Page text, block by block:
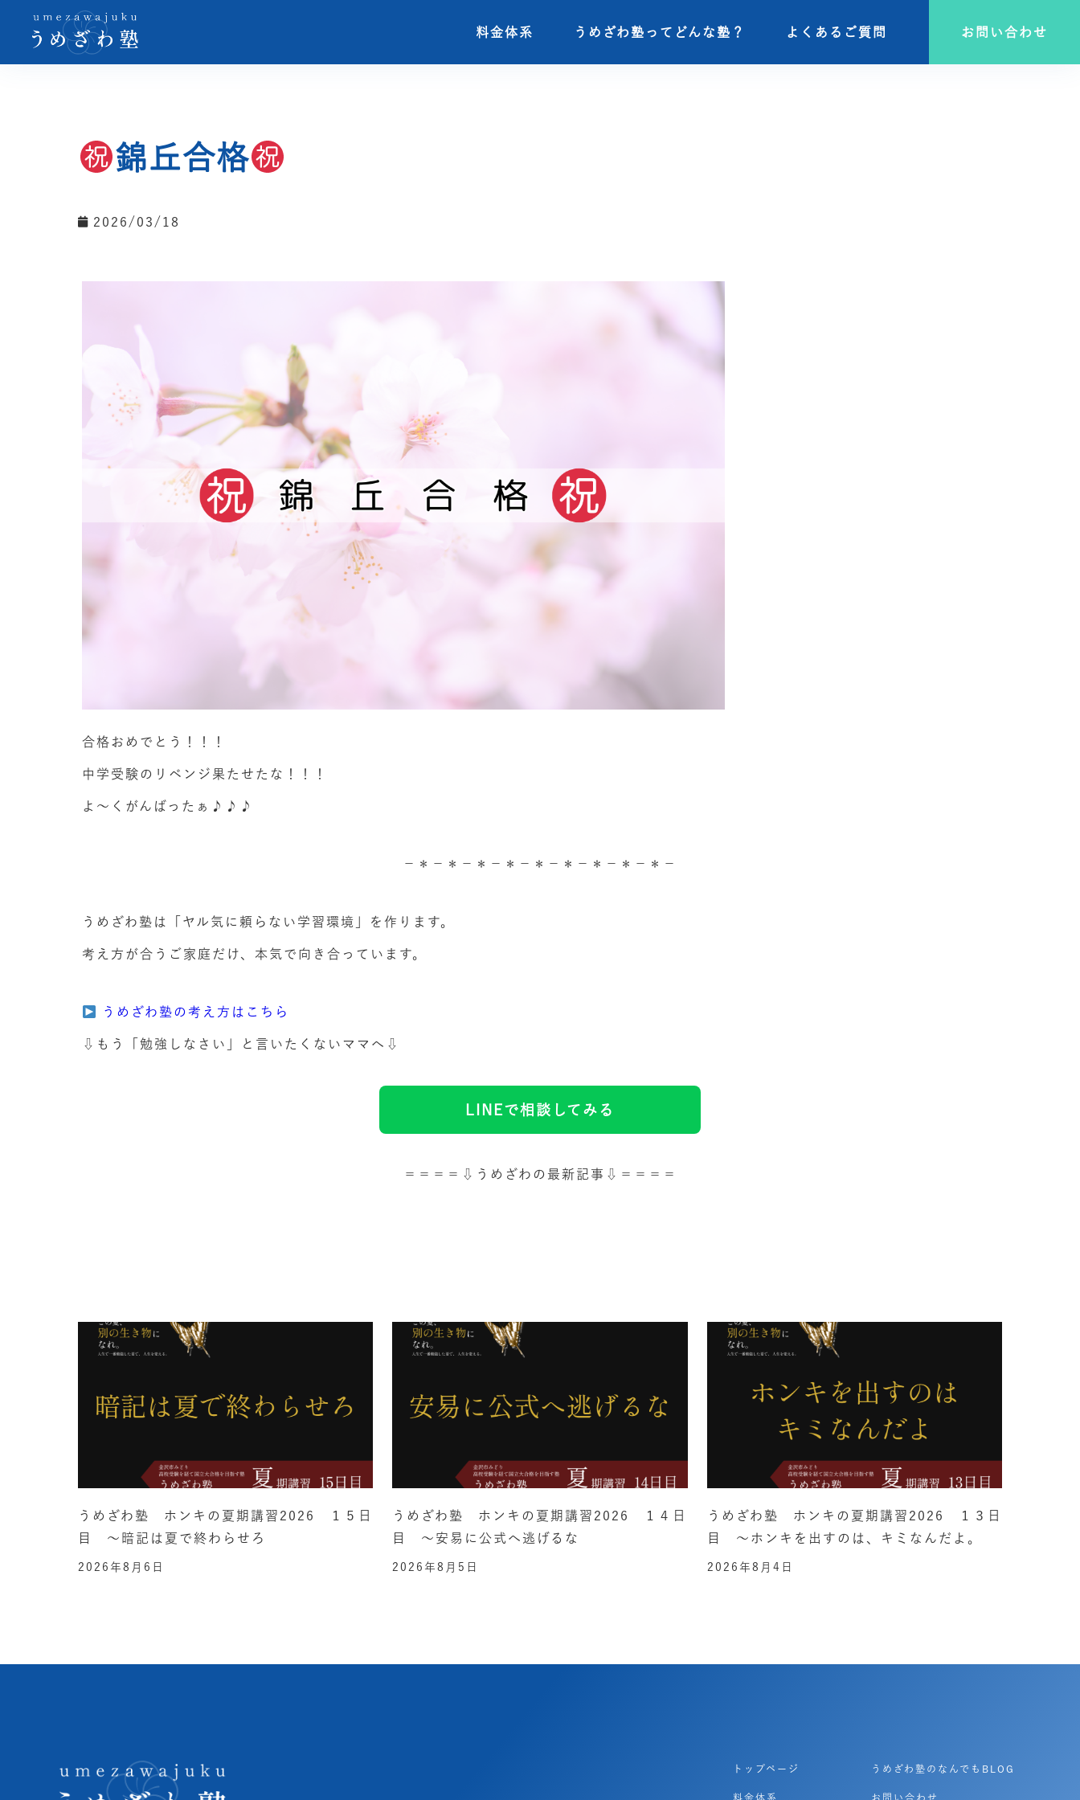
料金体系 うめざわ塾ってどんな塾？ よくあるご質問 お問い合わせ
料金体系 うめざわ塾ってどんな塾？ よくあるご質問 お問い合わせ
錦丘合格
2026/03/18
合格おめでとう！！！
中学受験のリベンジ果たせたな！！！
よ～くがんばったぁ♪♪♪
－＊－＊－＊－＊－＊－＊－＊－＊－＊－
うめざわ塾は「ヤル気に頼らない学習環境」を作ります。
考え方が合うご家庭だけ、本気で向き合っています。
うめざわ塾の考え方はこちら
⇩もう「勉強しなさい」と言いたくないママへ⇩
LINEで相談してみる
＝＝＝＝⇩うめざわの最新記事⇩＝＝＝＝
うめざわ塾 ホンキの夏期講習2026 １５日
目 ～暗記は夏で終わらせろ
2026年8月6日
うめざわ塾 ホンキの夏期講習2026 １４日
目 ～安易に公式へ逃げるな
2026年8月5日
うめざわ塾 ホンキの夏期講習2026 １３日
目 ～ホンキを出すのは、キミなんだよ。
2026年8月4日
トップページ
料金体系
うめざわ塾のなんでもBLOG
お問い合わせ